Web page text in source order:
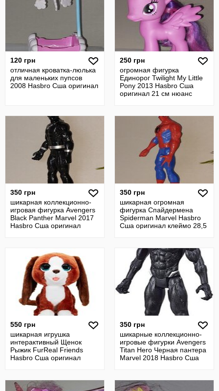
120 грн
отличная кроватка-люлька
для маленьких пупсов
2008 Hasbro Сша оригинал
250 грн
огромная фигурка
Единорог Twilight My Little
Pony 2013 Hasbro Сша
оригинал 21 см нюанс
350 грн
шикарная коллекционно-
игровая фигурка Avengers
Black Panther Marvel 2017
Hasbro Сша оригинал
350 грн
шикарная огромная
фигурка Спайдермена
Spiderman Marvel Hasbro
Сша оригинал клеймо 28,5
550 грн
шикарная игрушка
интерактивный Щенок
Рыжик FurReal Friends
Hasbro Сша оригинал
350 грн
шикарные коллекционно-
игровые фигурки Avengers
Titan Hero Черная пантера
Marvel 2018 Hasbro Сша